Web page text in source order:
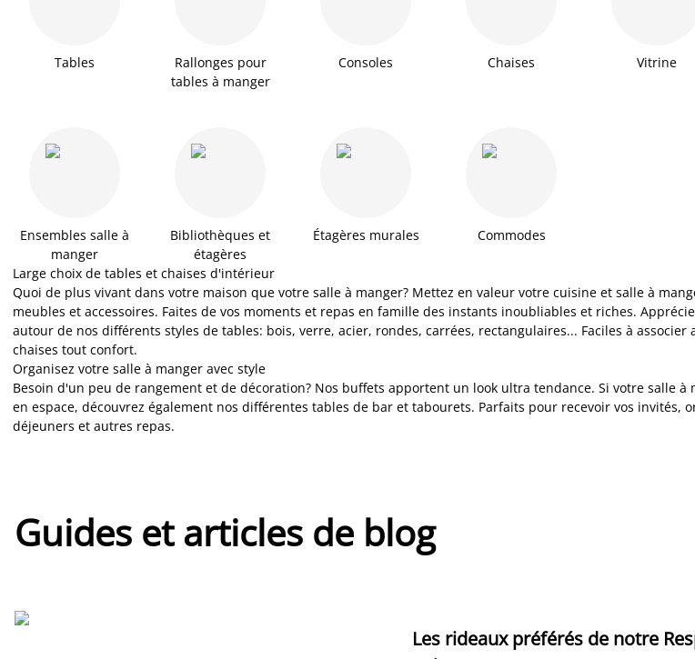
Tables
Rallonges pour
tables à manger
Consoles Chaises Vitrine
Ensembles salle à
manger
Bibliothèques et
étagères
Étagères murales Commodes
Large choix de tables et chaises d'intérieur
Quoi de plus vivant dans votre maison que votre salle à manger? Mettez en valeur votre cuisine et salle à
meubles et accessoires. Faites de vos moments et repas en famille des instants inoubliables et riches.
autour de nos différents styles de tables: bois, verre, acier, rondes, carrées, rectangulaires... Faciles à associer
chaises tout confort.
Organisez votre salle à manger avec style
Besoin d'un peu de rangement et de décoration? Nos buffets apportent un look ultra tendance. Si votre salle à
en espace, découvrez également nos différentes tables de bar et tabourets. Parfaits pour recevoir vos invités,
déjeuners et autres repas.
Guides et articles de blog
Les rideaux préférés de notre